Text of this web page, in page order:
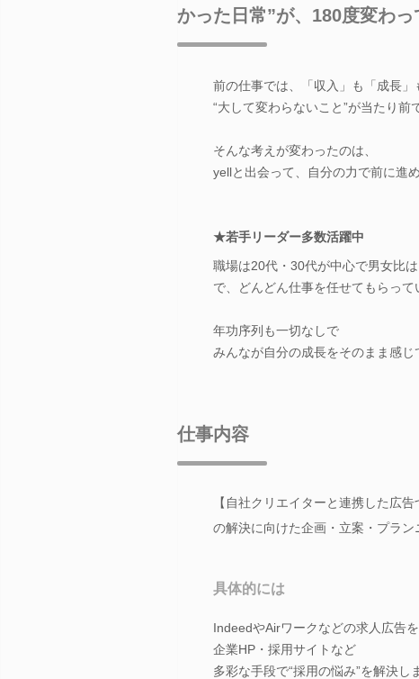
かった日常”が、180度変わっ
前の仕事では、「収入」も「成長」
“大して変わらないこと”が当たり前
そんな考えが変わったのは、
yellと出会って、自分の力で前に進
★若手リーダー多数活躍中
職場は20代・30代が中心で男女比
で、どんどん仕事を任せてもらって
年功序列も一切なしで
みんなが自分の成長をそのまま感じ
仕事内容
【自社クリエイターと連携した広
の解決に向けた企画・立案・プラン
具体的には
IndeedやAirワークなどの求人広告
企業HP・採用サイトなど
多彩な手段で“採用の悩み”を解決し